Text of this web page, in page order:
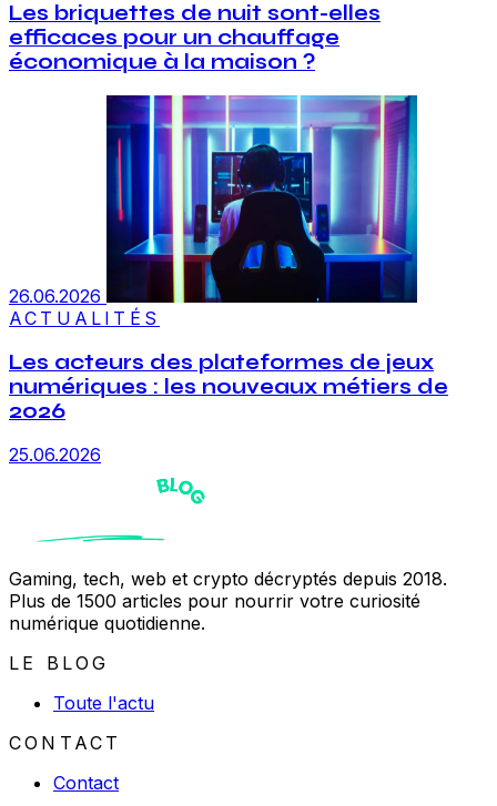
Les briquettes de nuit sont-elles
efficaces pour un chauffage
économique à la maison ?
26.06.2026
ACTUALITÉS
Les acteurs des plateformes de jeux
numériques : les nouveaux métiers de
2026
25.06.2026
Gaming, tech, web et crypto décryptés depuis 2018.
Plus de 1500 articles pour nourrir votre curiosité
numérique quotidienne.
LE BLOG
Toute l'actu
CONTACT
Contact